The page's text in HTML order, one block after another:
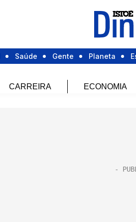
Saúde Gente Planeta
CARREIRA ECONOMIA